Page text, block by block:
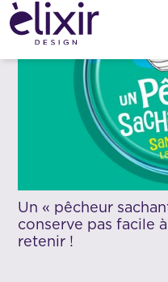
Un « pêcheur
conserve pas facile
retenir !